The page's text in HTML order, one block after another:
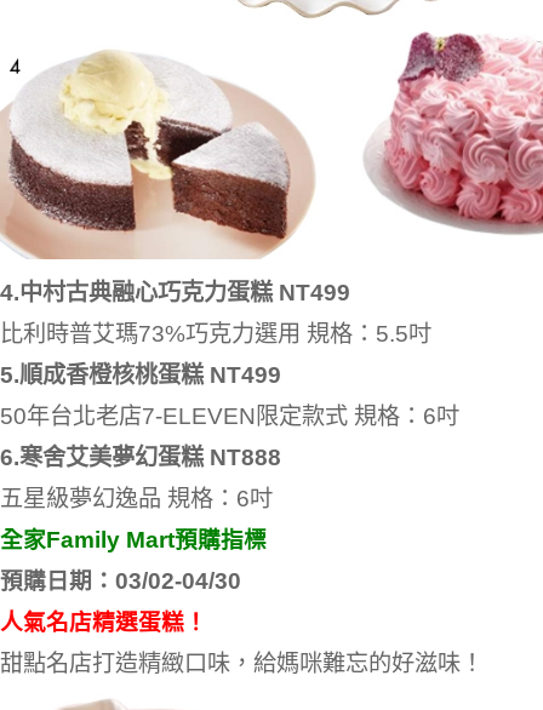
4.中村古典融心巧克力蛋糕 NT499
比利時普艾瑪73%巧克力選用 規格：5.5吋
5.順成香橙核桃蛋糕 NT499
50年台北老店7-ELEVEN限定款式 規格：6吋
6.寒舍艾美夢幻蛋糕 NT888
五星級夢幻逸品 規格：6吋
全家Family Mart預購指標
預購日期：03/02-04/30
人氣名店精選蛋糕！
甜點名店打造精緻口味，給媽咪難忘的好滋味！